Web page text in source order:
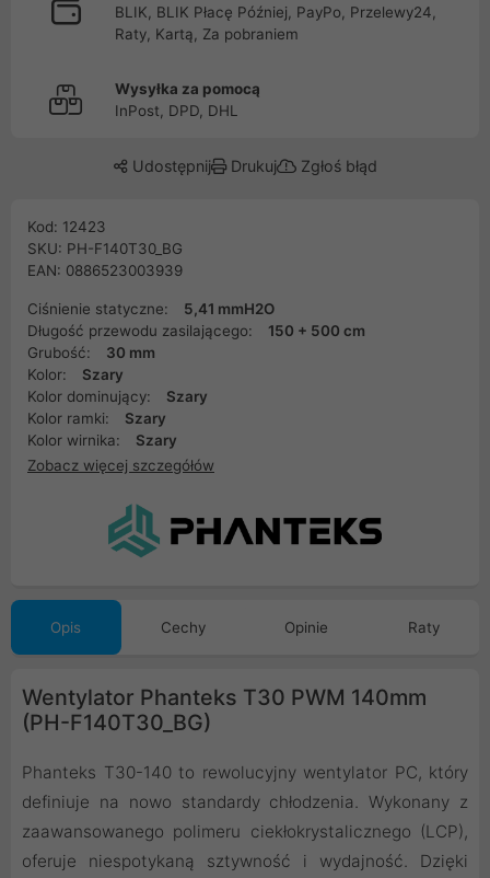
BLIK, BLIK Płacę Później, PayPo, Przelewy24,
Raty, Kartą, Za pobraniem
Wysyłka za pomocą
InPost, DPD, DHL
Udostępnij Drukuj Zgłoś błąd
Kod: 12423
SKU: PH-F140T30_BG
EAN: 0886523003939
Ciśnienie statyczne:
5,41 mmH2O
Długość przewodu zasilającego:
150 + 500 cm
Grubość:
30 mm
Kolor:
Szary
Kolor dominujący:
Szary
Kolor ramki:
Szary
Kolor wirnika:
Szary
Zobacz więcej szczegółów
Opis Cechy Opinie Raty
Wentylator Phanteks T30 PWM 140mm
(PH-F140T30_BG)
Phanteks T30-140 to rewolucyjny wentylator PC, który
definiuje na nowo standardy chłodzenia. Wykonany z
zaawansowanego polimeru ciekłokrystalicznego (LCP),
oferuje niespotykaną sztywność i wydajność. Dzięki